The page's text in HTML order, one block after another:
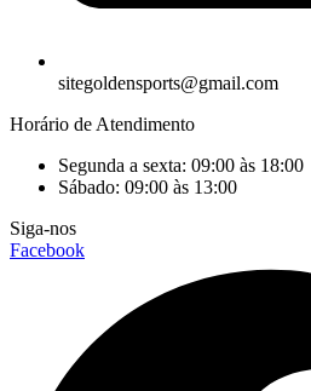
sitegoldensports@gmail.com
Horário de Atendimento
Segunda a sexta: 09:00 às 18:00
Sábado: 09:00 às 13:00
Siga-nos
Facebook